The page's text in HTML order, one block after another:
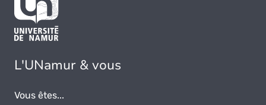
L'UNamur & vous
Vous êtes...